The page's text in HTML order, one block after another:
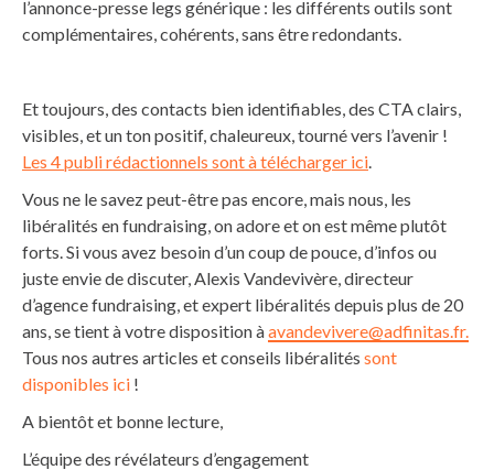
l’annonce-presse legs générique : les différents outils sont
complémentaires, cohérents, sans être redondants.
Et toujours, des contacts bien identifiables, des CTA clairs,
visibles, et un ton positif, chaleureux, tourné vers l’avenir !
Les 4 publi rédactionnels sont à télécharger ici.
Vous ne le savez peut-être pas encore, mais nous, les
libéralités en fundraising, on adore et on est même plutôt
forts. Si vous avez besoin d’un coup de pouce, d’infos ou
juste envie de discuter, Alexis Vandevivère, directeur
d’agence fundraising, et expert libéralités depuis plus de 20
ans, se tient à votre disposition àavandevivere@adfinitas.fr.
Tous nos autres articles et conseils libéralités sont
disponibles ici !
A bientôt et bonne lecture,
L’équipe des révélateurs d’engagement